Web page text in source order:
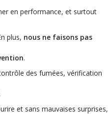
en performance, et surtout
plus, nous ne faisons pas
.
des fumées, vérification
et sans mauvaises surprises,